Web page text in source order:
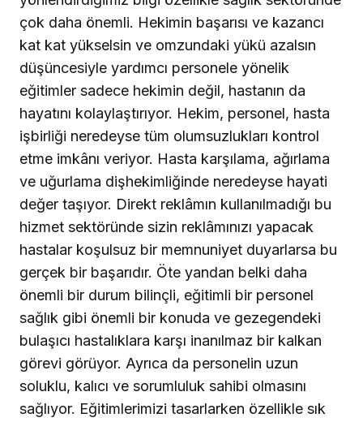
çok daha önemli. Hekimin başarısı ve kazancı
kat kat yükselsin ve omzundaki yükü azalsın
düşüncesiyle yardımcı personele yönelik
eğitimler sadece hekimin değil, hastanın da
hayatını kolaylaştırıyor. Hekim, personel, hasta
işbirliği neredeyse tüm olumsuzlukları kontrol
etme imkânı veriyor. Hasta karşılama, ağırlama
ve uğurlama dişhekimliğinde neredeyse hayati
değer taşıyor. Direkt reklâmın kullanılmadığı bu
hizmet sektöründe sizin reklâmınızı yapacak
hastalar koşulsuz bir memnuniyet duyarlarsa bu
gerçek bir başarıdır. Öte yandan belki daha
önemli bir durum bilinçli, eğitimli bir personel
sağlık gibi önemli bir konuda ve gezegendeki
bulaşıcı hastalıklara karşı inanılmaz bir kalkan
görevi görüyor. Ayrıca da personelin uzun
soluklu, kalıcı ve sorumluluk sahibi olmasını
sağlıyor. Eğitimlerimizi tasarlarken özellikle sık